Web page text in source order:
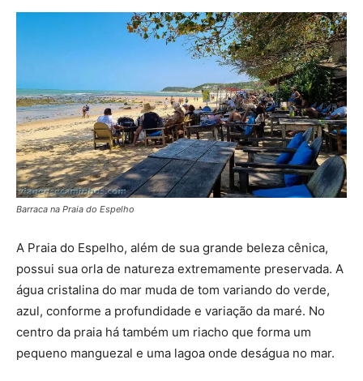
Barraca na Praia do Espelho
A Praia do Espelho, além de sua grande beleza cênica,
possui sua orla de natureza extremamente preservada. A
água cristalina do mar muda de tom variando do verde,
azul, conforme a profundidade e variação da maré. No
centro da praia há também um riacho que forma um
pequeno manguezal e uma lagoa onde deságua no mar.